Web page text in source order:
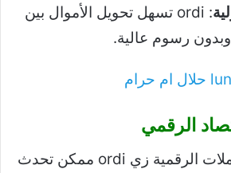
: ordi تسهل تحويل الأموال بين
رسوم عالية.
الرقمي
يتوقع الكثير إن العملات الرقمية زي ordi ممكن تحدث